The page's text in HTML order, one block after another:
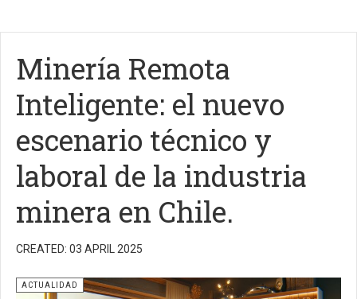
Minería Remota
Inteligente: el nuevo
escenario técnico y
laboral de la industria
minera en Chile.
CREATED: 03 APRIL 2025
ACTUALIDAD